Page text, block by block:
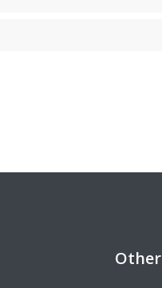
Other